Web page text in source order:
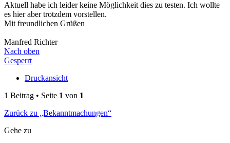
Aktuell habe ich leider keine Möglichkeit dies zu testen. Ich wollte
es hier aber trotzdem vorstellen.
Mit freundlichen Grüßen
Manfred Richter
Nach oben
Gesperrt
Druckansicht
1 Beitrag • Seite 1 von 1
Zurück zu „Bekanntmachungen“
Gehe zu